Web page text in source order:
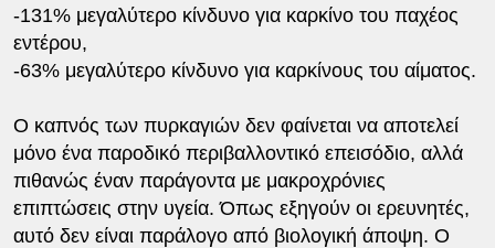
-131% μεγαλύτερο κίνδυνο για καρκίνο του παχέος
εντέρου,
-63% μεγαλύτερο κίνδυνο για καρκίνους του αίματος.
Ο καπνός των πυρκαγιών δεν φαίνεται να αποτελεί
μόνο ένα παροδικό περιβαλλοντικό επεισόδιο, αλλά
πιθανώς έναν παράγοντα με μακροχρόνιες
επιπτώσεις στην υγεία. Όπως εξηγούν οι ερευνητές,
αυτό δεν είναι παράλογο από βιολογική άποψη. Ο